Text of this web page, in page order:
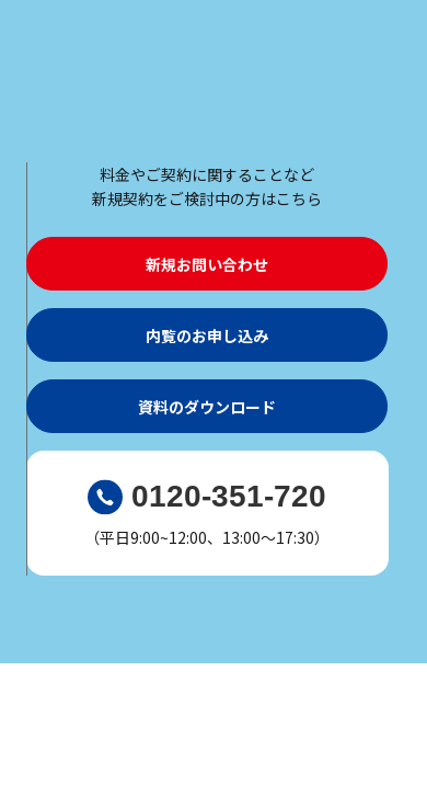
料金やご契約に関することなど
新規契約をご検討中の方はこちら
新規お問い合わせ
内覧のお申し込み
資料のダウンロード
0120-351-720
（平日9:00~12:00、13:00～17:30）